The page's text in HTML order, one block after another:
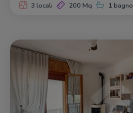
3 locali 200 Mq 1 bagno